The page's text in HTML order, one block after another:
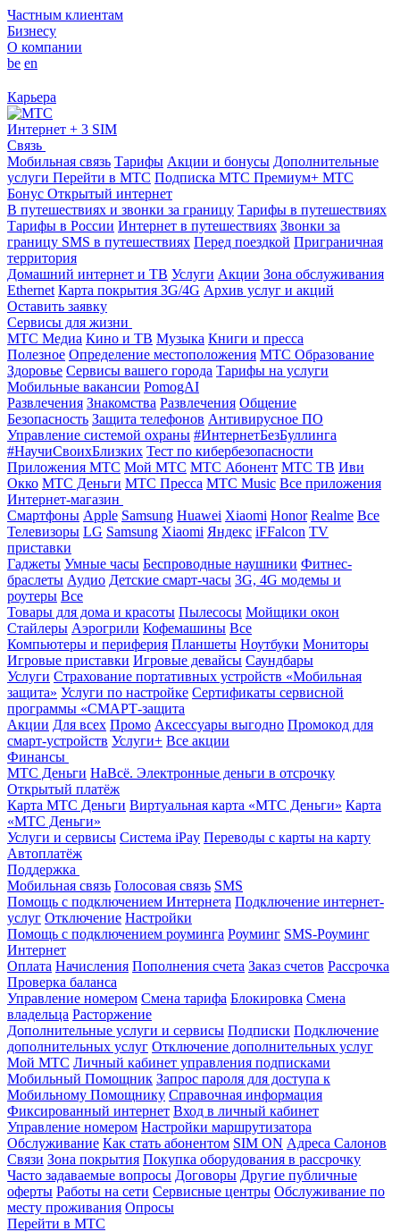
Частным клиентам
Бизнесу
О компании
be en
Карьера
Интернет + 3 SIM
Связь
Мобильная связь Тарифы Акции и бонусы Дополнительные
услуги Перейти в МТС Подписка МТС Премиум+ МТС
Бонус Открытый интернет
В путешествиях и звонки за границу Тарифы в путешествиях
Тарифы в России Интернет в путешествиях Звонки за
границу SMS в путешествиях Перед поездкой Приграничная
территория
Домашний интернет и ТВ Услуги Акции Зона обслуживания
Ethernet Карта покрытия 3G/4G Архив услуг и акций
Оставить заявку
Сервисы для жизни
МТС Медиа Кино и ТВ Музыка Книги и пресса
Полезное Определение местоположения МТС Образование
Здоровье Сервисы вашего города Тарифы на услуги
Мобильные вакансии PomogAI
Развлечения Знакомства Развлечения Общение
Безопасность Защита телефонов Антивирусное ПО
Управление системой охраны #ИнтернетБезБуллинга
#НаучиСвоихБлизких Тест по кибербезопасности
Приложения МТС Мой МТС МТС Абонент МТС ТВ Иви
Окко МТС Деньги МТС Пресса МТС Music Все приложения
Интернет-магазин
Смартфоны Apple Samsung Huawei Xiaomi Honor Realme Все
Телевизоры LG Samsung Xiaomi Яндекс iFFalcon TV
приставки
Гаджеты Умные часы Беспроводные наушники Фитнес-
браслеты Аудио Детские смарт-часы 3G, 4G модемы и
роутеры Все
Товары для дома и красоты Пылесосы Мойщики окон
Стайлеры Аэрогрили Кофемашины Все
Компьютеры и периферия Планшеты Ноутбуки Мониторы
Игровые приставки Игровые девайсы Саундбары
Услуги Страхование портативных устройств «Мобильная
защита» Услуги по настройке Сертификаты сервисной
программы «СМАРТ-защита
Акции Для всех Промо Аксессуары выгодно Промокод для
смарт-устройств Услуги+ Все акции
Финансы
МТС Деньги НаВсё. Электронные деньги в отсрочку
Открытый платёж
Карта МТС Деньги Виртуальная карта «МТС Деньги» Карта
«МТС Деньги»
Услуги и сервисы Система iPay Переводы с карты на карту
Автоплатёж
Поддержка
Мобильная связь Голосовая связь SMS
Помощь с подключением Интернета Подключение интернет-
услуг Отключение Настройки
Помощь с подключением роуминга Роуминг SMS-Роуминг
Интернет
Оплата Начисления Пополнения счета Заказ счетов Рассрочка
Проверка баланса
Управление номером Смена тарифа Блокировка Смена
владельца Расторжение
Дополнительные услуги и сервисы Подписки Подключение
дополнительных услуг Отключение дополнительных услуг
Мой МТС Личный кабинет управления подписками
Мобильный Помощник Запрос пароля для доступа к
Мобильному Помощнику Справочная информация
Фиксированный интернет Вход в личный кабинет
Управление номером Настройки маршрутизатора
Обслуживание Как стать абонентом SIM ON Адреса Салонов
Связи Зона покрытия Покупка оборудования в рассрочку
Часто задаваемые вопросы Договоры Другие публичные
оферты Работы на сети Сервисные центры Обслуживание по
месту проживания Опросы
Перейти в МТС